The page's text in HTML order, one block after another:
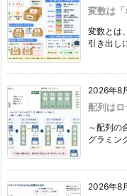
変数は「
変数とは
引き出し
2026年8
配列はロ
～配列の
グラミン
2026年8